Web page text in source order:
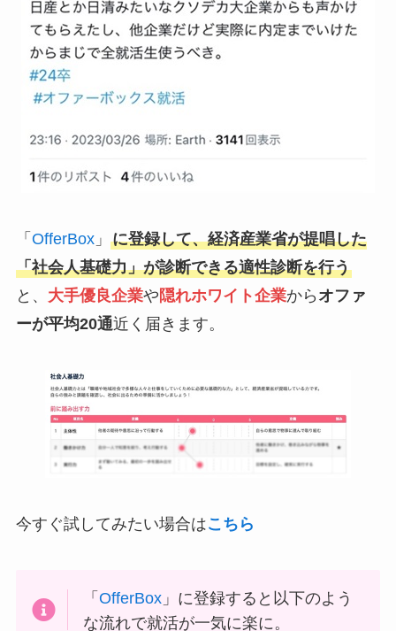
「 OfferBox」 に登録して、経済産業省が提唱した
「社会人基礎力」が診断できる適性診断を行う
と、 大手優良企業や隠れホワイト企業から オファ
ーが平均20通近く届きます。
今すぐ試してみたい場合はこちら
「OfferBox 」に登録すると以下のよう
な流れで就活が一気に楽に。